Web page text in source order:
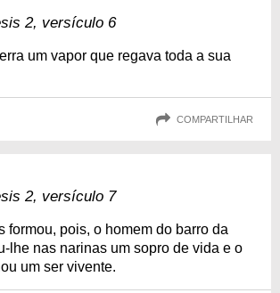
2, versículo 6
um vapor que regava toda a sua
COMPARTILHAR
2, versículo 7
formou, pois, o homem do barro da
lhe nas narinas um sopro de vida e o
um ser vivente.